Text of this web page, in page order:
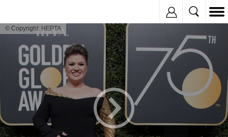
© Copyright: HEPTA